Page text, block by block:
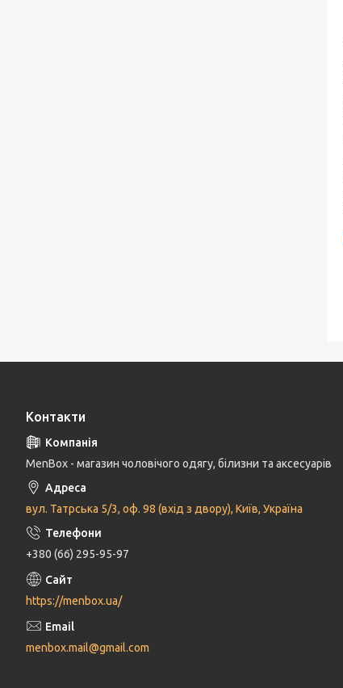
Контакти
MenBox - магазин чоловічого одягу, білизни та аксесуарів
вул. Татрська 5/3, оф. 98 (вхід з двору), Київ, Україна
+380 (66) 295-95-97
https://menbox.ua/
menbox.mail@gmail.com